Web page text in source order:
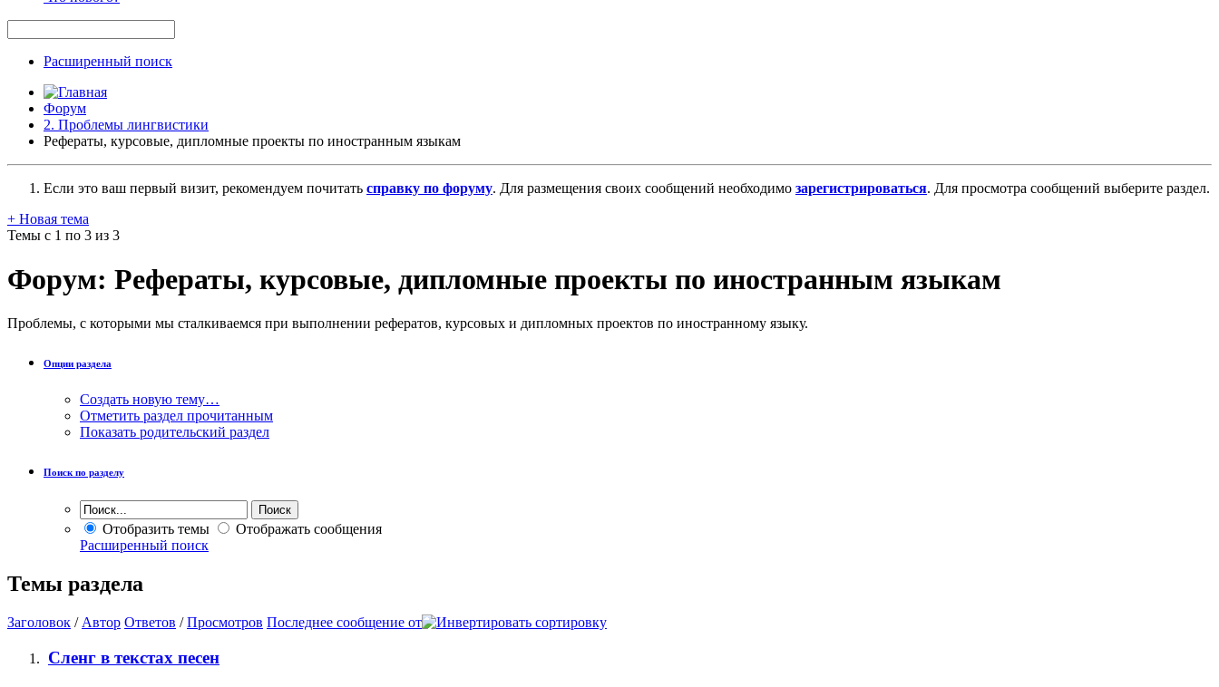
Расширенный поиск
Форум
2. Проблемы лингвистики
Рефераты, курсовые, дипломные проекты по иностранным языкам
Если это ваш первый визит, рекомендуем почитать справку по форуму. Для размещения своих сообщений необходимо зарегистрироваться. Для просмотра сообщений выберите раздел.
+ Новая тема
Темы с 1 по 3 из 3
Форум: Рефераты, курсовые, дипломные проекты по иностранным языкам
Проблемы, с которыми мы сталкиваемся при выполнении рефератов, курсовых и дипломных проектов по иностранному языку.
Опции раздела
Создать новую тему…
Отметить раздел прочитанным
Показать родительский раздел
Поиск по разделу
Отобразить темы
Отображать сообщения
Расширенный поиск
Темы раздела
Заголовок / Автор Ответов /Просмотров Последнее сообщение от
Сленг в текстах песен